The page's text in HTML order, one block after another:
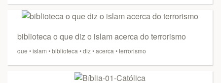
biblioteca o que diz o islam acerca do terrorismo
que •islam •biblioteca •diz•acerca •terrorismo